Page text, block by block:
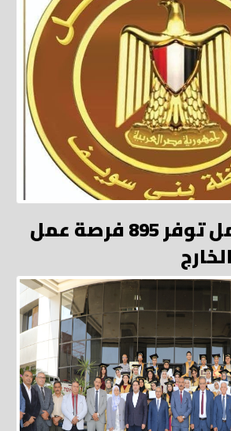
مديرية العمل توفر 895 فرصة عمل